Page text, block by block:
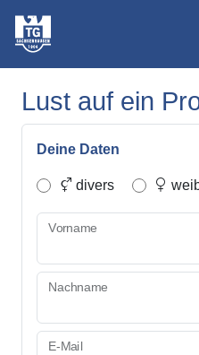
Lust auf ein
Deine Daten
divers
Vorname
Nachname
E-Mail